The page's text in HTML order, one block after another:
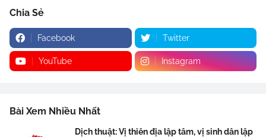
Chia Sẻ
Facebook Twitter
YouTube Instagram
Bài Xem Nhiều Nhất
Dịch thuật: Vị thiên địa lập tâm, vị sinh dân lập